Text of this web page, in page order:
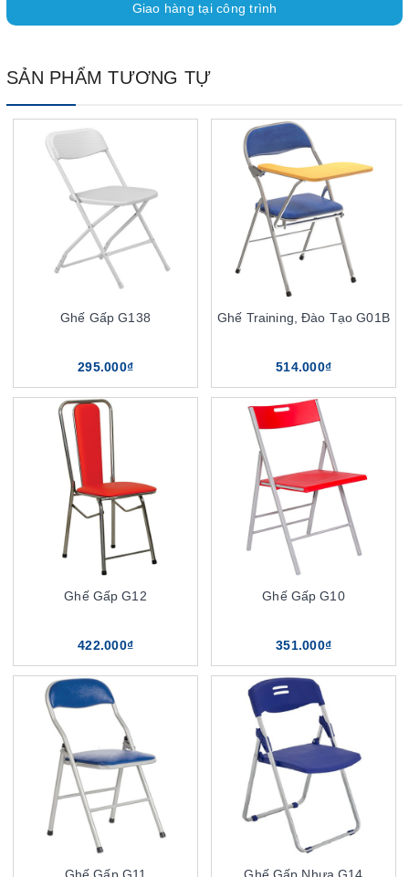
Giao hàng tại công trình
SẢN PHẨM TƯƠNG TỰ
Ghế Gấp G138
295.000₫
Ghế Training, Đào Tạo G01B
514.000₫
Ghế Gấp G12
422.000₫
Ghế Gấp G10
351.000₫